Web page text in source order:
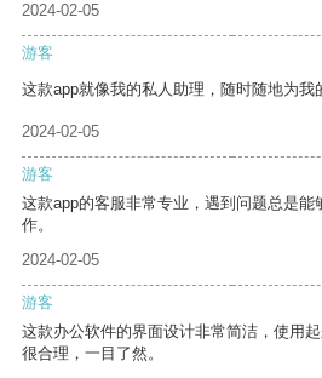
2024-02-05
游客
这款app就像我的私人助理，随时随地为我
2024-02-05
游客
这款app的客服非常专业，遇到问题总是
作。
2024-02-05
游客
这款办公软件的界面设计非常简洁，使用
很合理，一目了然。